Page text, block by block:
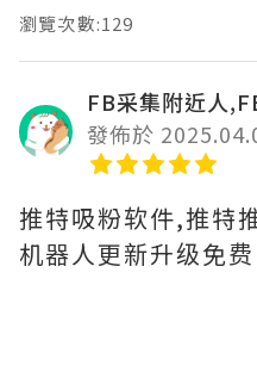
瀏覽次數:129
FB采集附近人
發佈於
推特吸粉软件,推特
机器人更新升级免